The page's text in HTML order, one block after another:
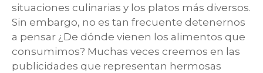
situaciones culinarias y los platos más diversos.
Sin embargo, no es tan frecuente detenernos
a pensar ¿De dónde vienen los alimentos que
consumimos? Muchas veces creemos en las
publicidades que representan hermosas